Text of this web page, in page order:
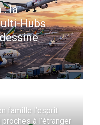
Unis
de dollars
Angeles et
Air Maroc fait de
de son hub de
- A LA UNE